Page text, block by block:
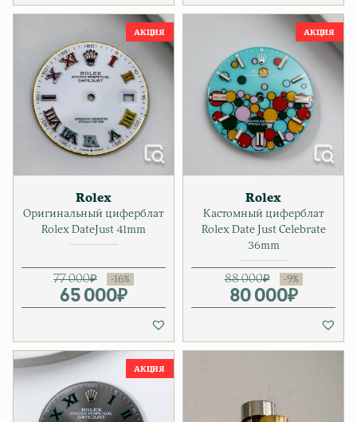
Rolex
Оригинальный циферблат
Rolex DateJust 41mm
77 000₽
Первоначальная цена
65 000₽
Текущая цена: 65 000₽.
Rolex
Кастомный циферблат
Rolex Date Just Celebrate
36mm
88 000₽
80 000₽
Текущая